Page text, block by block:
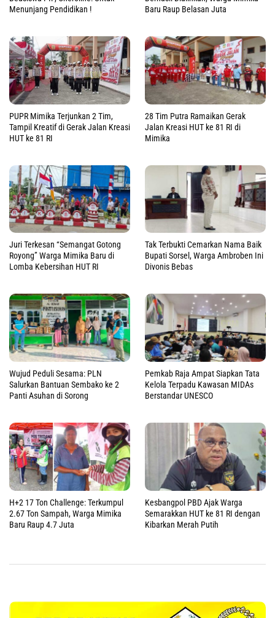
Menunjang Pendidikan !
Baru Raup Belasan Juta
PUPR Mimika Terjunkan 2 Tim,
Tampil Kreatif di Gerak Jalan Kreasi
HUT ke 81 RI
28 Tim Putra Ramaikan Gerak
Jalan Kreasi HUT ke 81 RI di
Mimika
Juri Terkesan “Semangat Gotong
Royong” Warga Mimika Baru di
Lomba Kebersihan HUT RI
Tak Terbukti Cemarkan Nama Baik
Bupati Sorsel, Warga Ambroben Ini
Divonis Bebas
Wujud Peduli Sesama: PLN
Salurkan Bantuan Sembako ke 2
Panti Asuhan di Sorong
Pemkab Raja Ampat Siapkan Tata
Kelola Terpadu Kawasan MIDAs
Berstandar UNESCO
H+2 17 Ton Challenge: Terkumpul
2.67 Ton Sampah, Warga Mimika
Baru Raup 4.7 Juta
Kesbangpol PBD Ajak Warga
Semarakkan HUT ke 81 RI dengan
Kibarkan Merah Putih